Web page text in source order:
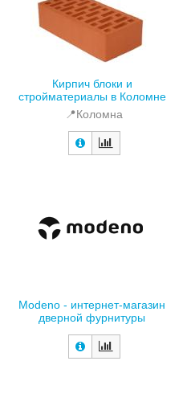
Кирпич блоки и
стройматериалы в Коломне
📍Коломна
Мodeno - интернет-магазин
дверной фурнитуры